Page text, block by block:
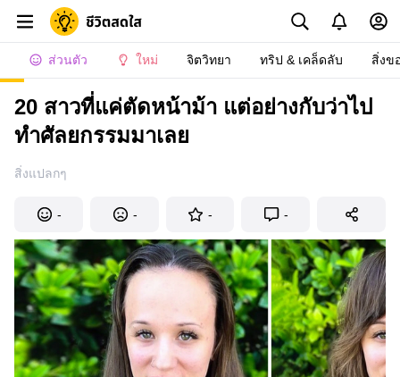
ส่วนตัว ใหม่ จิตวิทยา ทริป & เคล็ดลับ สิ่งข
20 สาวที่แค่ตัดหน้าม้า แต่อย่างกับว่าไป
ทำศัลยกรรมมาเลย
สิ่งแปลกๆ
- - - -